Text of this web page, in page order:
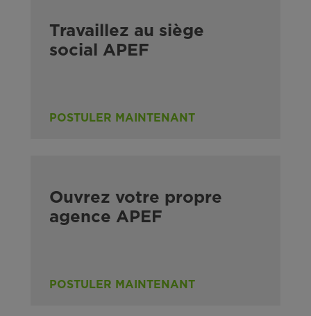
Travaillez au siège
social APEF
POSTULER MAINTENANT
Ouvrez votre propre
agence APEF
POSTULER MAINTENANT